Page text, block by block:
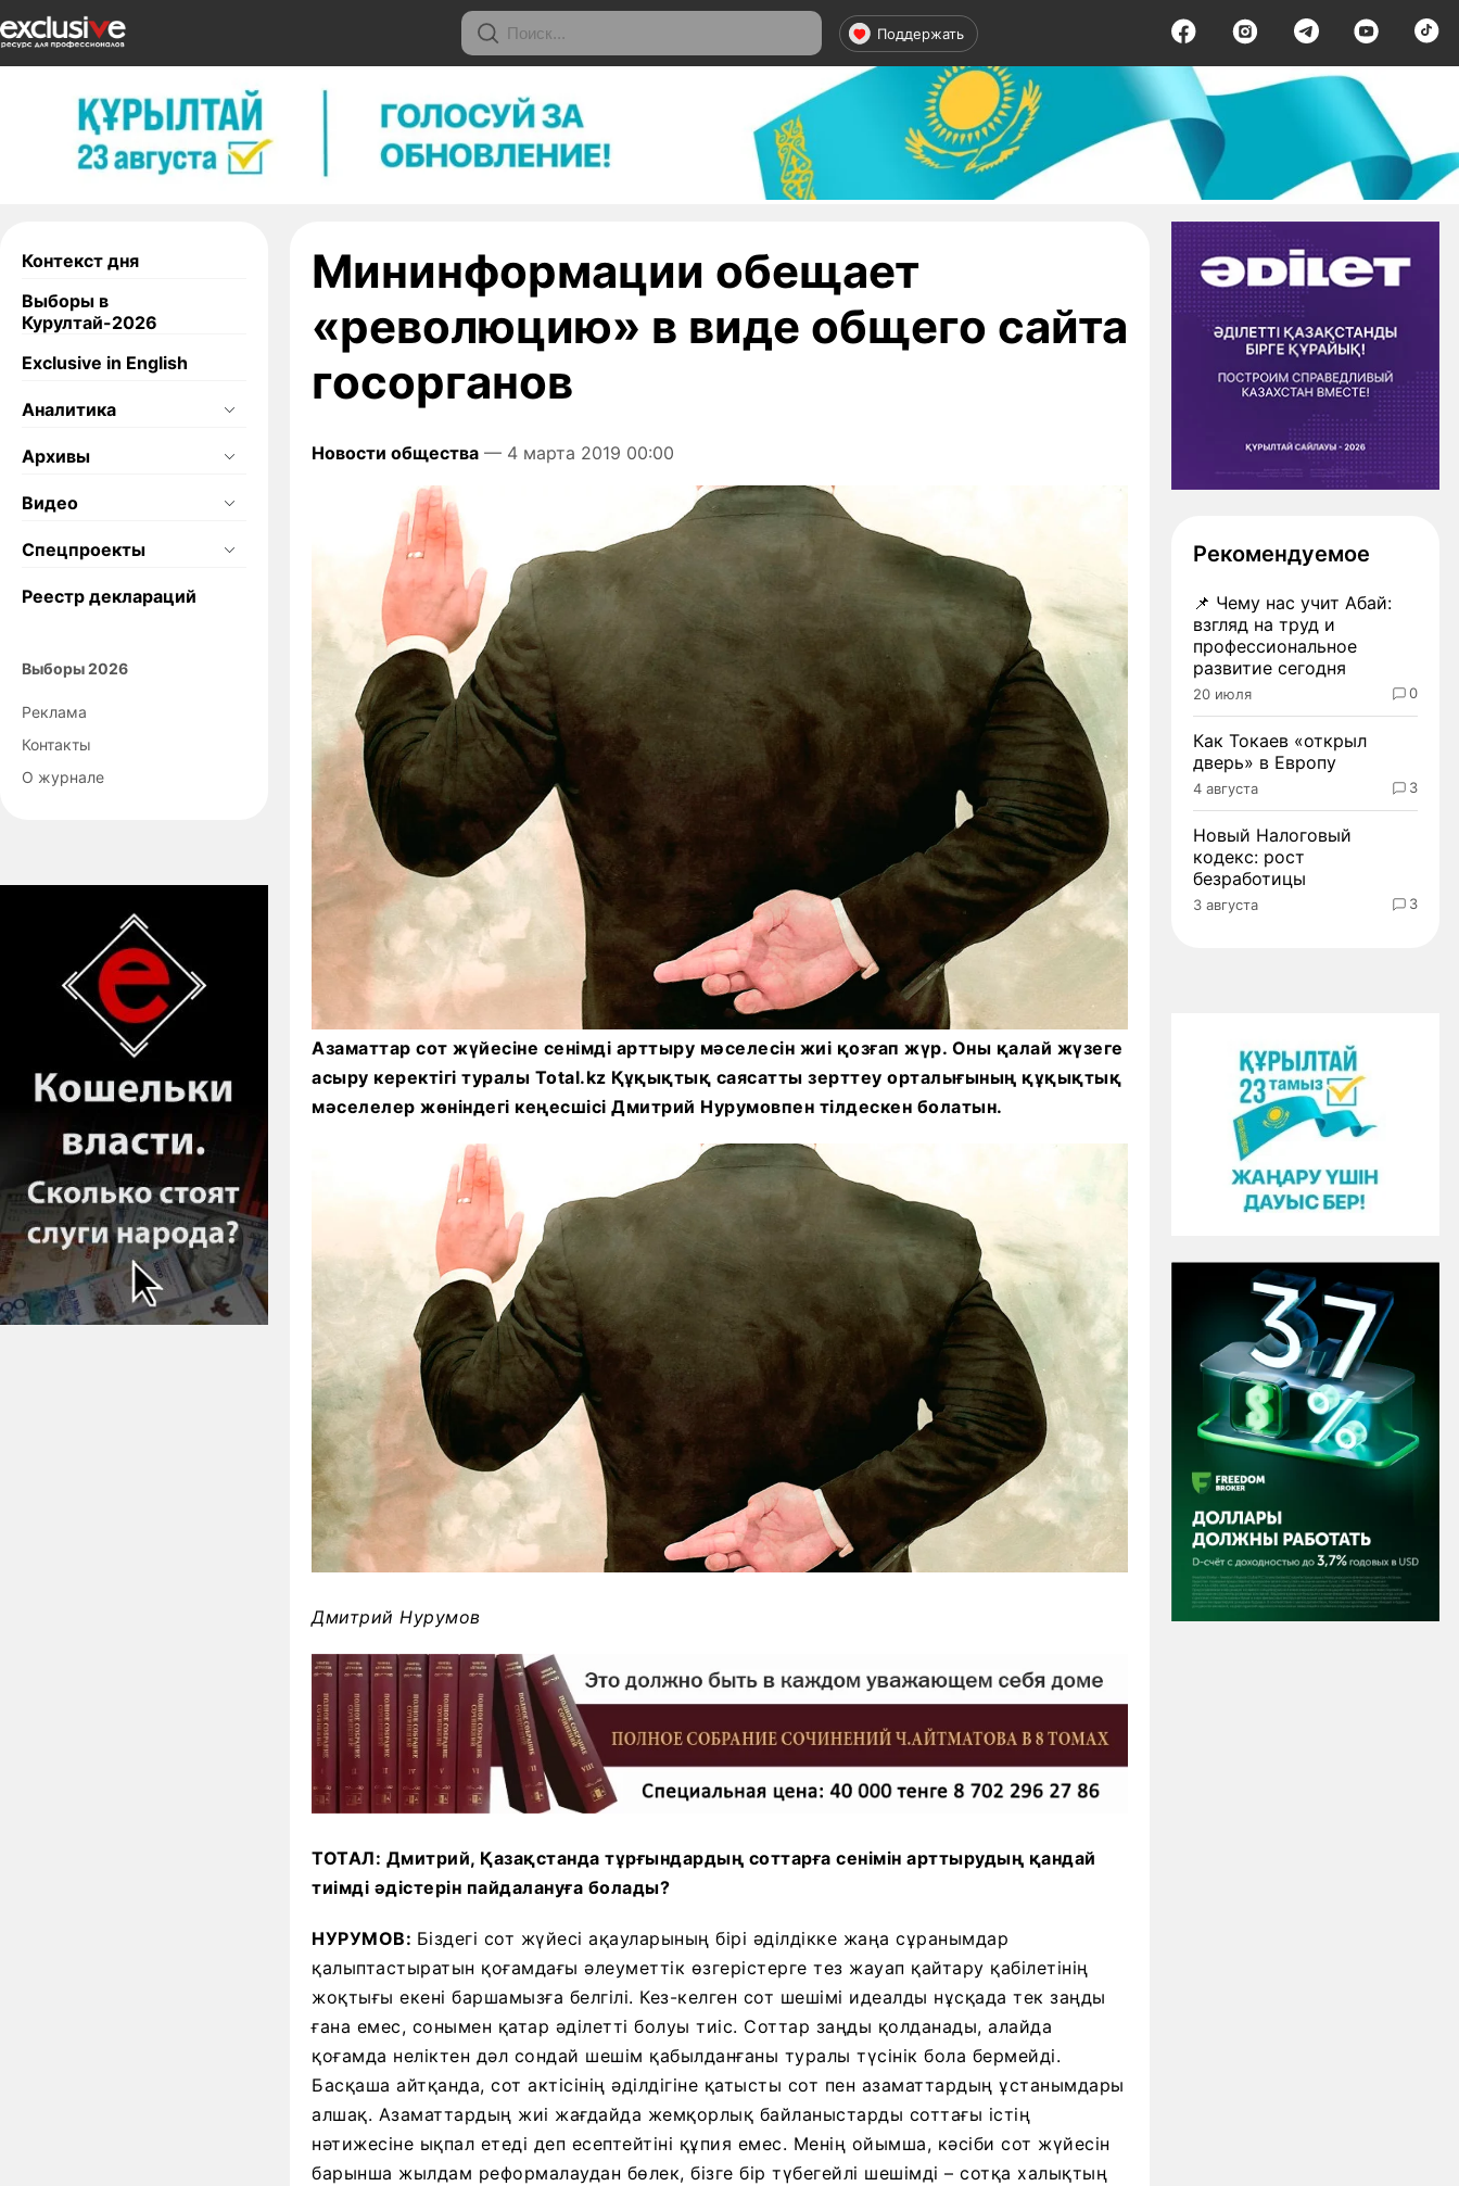
Поддержать
Контекст дня
Выборы в
Курултай-2026
Exclusive in English
Аналитика
Архивы
Видео
Спецпроекты
Реестр деклараций
Выборы 2026
Реклама
Контакты
О журнале
Мининформации обещает
«революцию» в виде общего сайта
госорганов
Новости общества — 4 марта 2019 00:00
Азаматтар сот жүйесіне сенімді арттыру мәселесін жиі қозғап жүр. Оны қалай жүзеге
асыру керектігі туралы Total.kz Құқықтық саясатты зерттеу орталығының құқықтық
мәселелер жөніндегі кеңесшісі Дмитрий Нурумовпен тілдескен болатын.
Дмитрий Нурумов
ТОТАЛ: Дмитрий, Қазақстанда тұрғындардың соттарға сенімін арттырудың қандай
тиімді әдістерін пайдалануға болады?
НУРУМОВ: Біздегі сот жүйесі ақауларының бірі әділдікке жаңа сұранымдар
қалыптастыратын қоғамдағы әлеуметтік өзгерістерге тез жауап қайтару қабілетінің
жоқтығы екені баршамызға белгілі. Кез-келген сот шешімі идеалды нұсқада тек заңды
ғана емес, сонымен қатар әділетті болуы тиіс. Соттар заңды қолданады, алайда
қоғамда неліктен дәл сондай шешім қабылданғаны туралы түсінік бола бермейді.
Басқаша айтқанда, сот актісінің әділдігіне қатысты сот пен азаматтардың ұстанымдары
алшақ. Азаматтардың жиі жағдайда жемқорлық байланыстарды соттағы істің
нәтижесіне ықпал етеді деп есептейтіні құпия емес. Менің ойымша, кәсіби сот жүйесін
барынша жылдам реформалаудан бөлек, бізге бір түбегейлі шешімді – сотқа халықтың
Рекомендуемое
📌 Чему нас учит Абай:
взгляд на труд и
профессиональное
развитие сегодня
20 июля 0
Как Токаев «открыл
дверь» в Европу
4 августа 3
Новый Налоговый
кодекс: рост
безработицы
3 августа 3